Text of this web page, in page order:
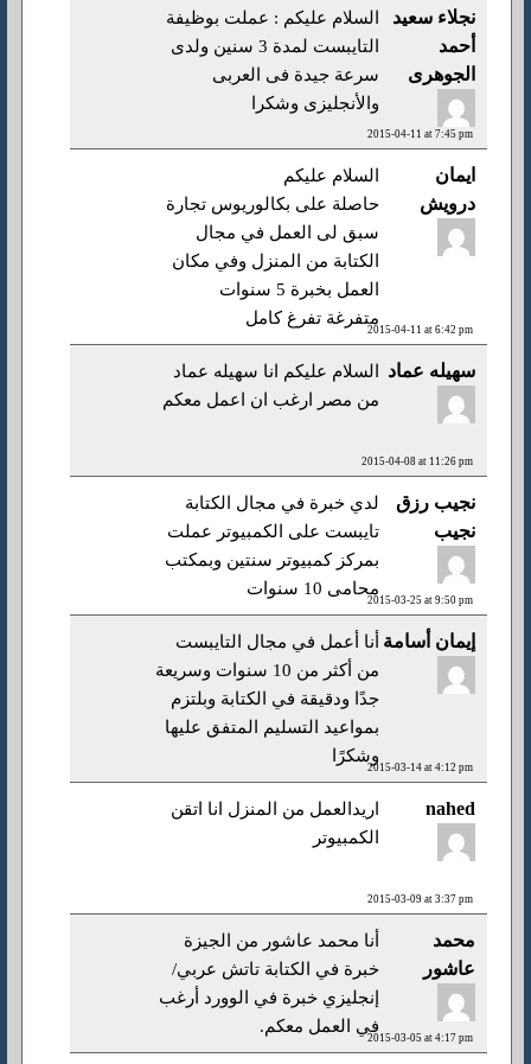
نجلاء سعيد
أحمد
الجوهرى
2015-04-11 at 7:45 pm
السلام عليكم : عملت بوظيفة
التايبست لمدة 3 سنين ولدى
سرعة جيدة فى العربى
والأنجليزى وشكرا
ايمان
درويش
2015-04-11 at 6:42 pm
السلام عليكم
حاصلة على بكالوريوس تجارة
سبق لى العمل في مجال
الكتابة من المنزل وفي مكان
العمل بخبرة 5 سنوات
متفرغة تفرغ كامل
سهيله عماد
2015-04-08 at 11:26 pm
السلام عليكم انا سهيله عماد
من مصر ارغب ان اعمل معكم
نجيب رزق
نجيب
2015-03-25 at 9:50 pm
لدي خبرة في مجال الكتابة
تايبست على الكمبيوتر عملت
بمركز كمبيوتر سنتين وبمكتب
محامى 10 سنوات
إيمان أسامة
2015-03-14 at 4:12 pm
أنا أعمل في مجال التايبست
من أكثر من 10 سنوات وسريعة
جدًا ودقيقة في الكتابة وبلتزم
بمواعيد التسليم المتفق عليها
وشكرًا
nahed
2015-03-09 at 3:37 pm
اريدالعمل من المنزل انا اتقن
الكمبيوتر
محمد
عاشور
2015-03-05 at 4:17 pm
أنا محمد عاشور من الجيزة
خبرة في الكتابة تاتش عربي/
إنجليزي خبرة في الوورد أرغب
في العمل معكم.